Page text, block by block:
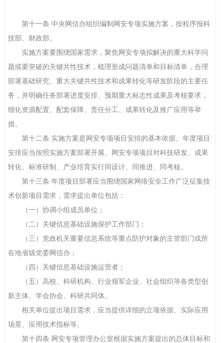
第十一条 中央网信办组织编制网安专项实施方案，按程序报科
技部、财政部。
实施方案要围绕国家需求，聚焦网安专项拟解决的重大科学问
题或要突破的关键共性技术，梳理形成问题清单和目标清单，合理
部署基础研究、重大关键共性技术和成果转化等研发阶段的主要任
务，并明确任务部署进度安排、预期重大标志性成果及考核要求，
细化资源配置、配套保障、责任分工、成果转化及推广应用等举
措。
第十二条 实施方案是网安专项项目安排的基本依据。年度项目
安排应当按照实施方案部署开展。网安专项项目对科技研发、成果
转化、标准研制、产业培育实行同设计、同推进、同考核。
第十三条 年度项目部署应当围绕国家网络安全工作广泛征集技
术创新项目需求，需求提出单位包括：
（一）协调小组成员单位；
（二）关键信息基础设施保护工作部门；
（三）党政机关重要信息系统等重点防护对象的主管部门或所
在地省级党委网信办；
（四）关键信息基础设施运营者；
（五）高校、科研机构、行业领军企业、社会组织等各类型创
新主体、学会协会、科研共同体。
相关单位提出项目需求，应当提供详细的立项依据、实际应用
场景、应用技术指标等。
第十四条 网安专项管理办公室根据实施方案提出的总体目标和